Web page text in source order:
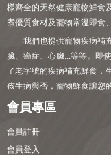
樣齊全的天然健康寵物鮮食
煮優質食材及寵物常溫即食
我們也提供寵物疾病補
臟、癌症、心臟...等等。即
了老字號的疾病補充鮮食，
孩生病與否，寵物鮮食讓您
會員專區
會員註冊
會員登入